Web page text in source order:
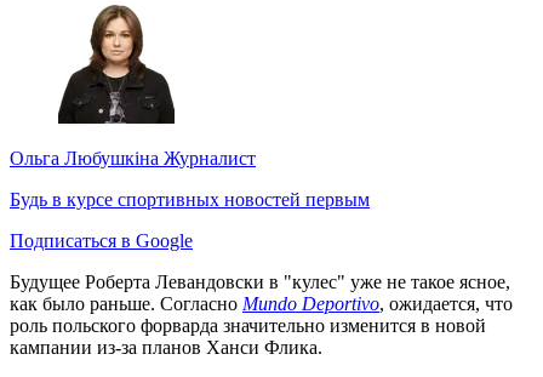
Ольга Любушкіна Журналист
Будь в курсе спортивных новостей первым
Подписаться в Google
Будущее Роберта Левандовски в "кулес" уже не такое ясное,
как было раньше. Согласно Mundo Deportivo, ожидается, что
роль польского форварда значительно изменится в новой
кампании из-за планов Ханси Флика.